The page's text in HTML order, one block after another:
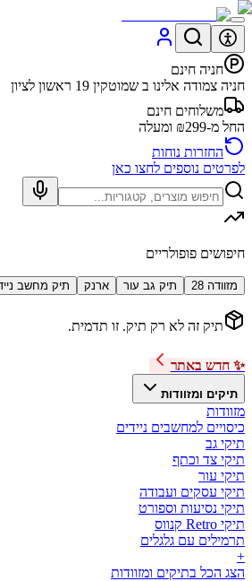
חניה חינם
חניה צמודה אלינו ב שמוטקין 19 ראשון לציון
משלוחים חינם
החל מ-₪299 ומעלה
החזרות נוחות
לפרטים נוספים לחצו כאן
חיפושים פופולריים
מזוודה 28 תיק גב עור ארנק תיק מחשב
תיק זה לא רק תיק. זו תדמית.
✨ חדש באתר
תיקים ומזוודות
מזוודות
כיסויים למחשבים ניידים
תיקי גב
תיקי צד וכתף
תיקי עור
תיקי עסקים ועבודה
תיקי נסיעות וספורט
תיקי Retro קנווס
תרמילים עם גלגלים
+
הצג הכל בתיקים ומזוודות